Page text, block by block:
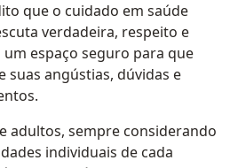
que o cuidado em saúde
verdadeira, respeito e
espaço seguro para que
suas angústias, dúvidas e
adultos, sempre considerando
individuais de cada